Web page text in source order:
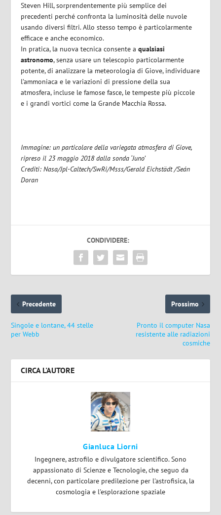
Steven Hill, sorprendentemente più semplice dei
precedenti perché confronta la luminosità delle nuvole
usando diversi filtri. Allo stesso tempo è particolarmente
efficace e anche economico.
In pratica, la nuova tecnica consente aqualsiasi
astronomo, senza usare un telescopio particolarmente
potente, di analizzare la meteorologia di Giove, individuare
l’ammoniaca e le variazioni di pressione della sua
atmosfera, incluse le famose fasce, le tempeste più piccole
e i grandi vortici come la Grande Macchia Rossa.
Immagine: un particolare della variegata atmosfera di Giove,
ripreso il 23 maggio 2018 dalla sonda ‘Juno’
Crediti: Nasa/Jpl-Caltech/SwRi/Msss/Gerald Eichstädt /Seán
Doran
CONDIVIDERE:
Precedente
Singole e lontane, 44 stelle
per Webb
Prossimo
Pronto il computer Nasa
resistente alle radiazioni
cosmiche
CIRCA L'AUTORE
Gianluca Liorni
Ingegnere, astrofilo e divulgatore scientifico. Sono
appassionato di Scienze e Tecnologie, che seguo da
decenni, con particolare predilezione per l'astrofisica, la
cosmologia e l'esplorazione spaziale